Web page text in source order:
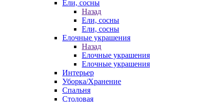
Ели, сосны
Назад
Ели, сосны
Ели, сосны
Елочные украшения
Назад
Елочные украшения
Елочные украшения
Интерьер
Уборка/Хранение
Спальня
Столовая